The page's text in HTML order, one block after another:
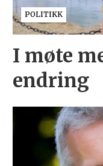
POLITIKK
I møte
endring